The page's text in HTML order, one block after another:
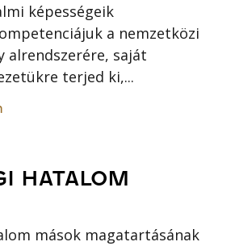
képességeik
a nemzetközi
alrendszerére, saját
terjed ki,...
HATALOM
mások magatartásának